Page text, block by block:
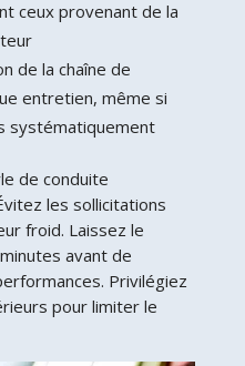
ceux provenant de la
de la chaîne de
entretien, même si
systématiquement
de conduite
les sollicitations
froid. Laissez le
avant de
Privilégiez
pour limiter le